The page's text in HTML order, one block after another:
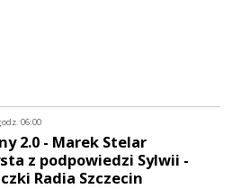
06:00
2.0 - Marek Stelar
z podpowiedzi Sylwii -
Radia Szczecin